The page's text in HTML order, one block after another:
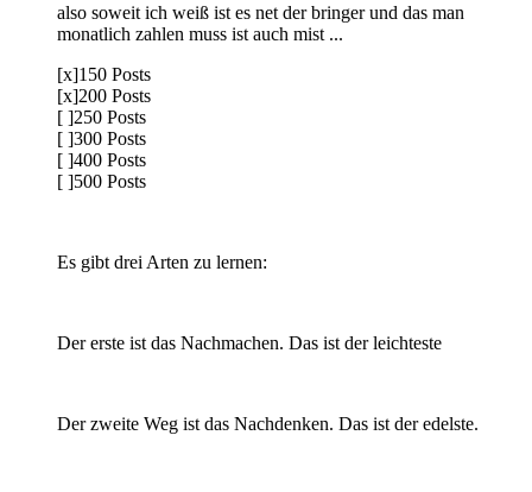
also soweit ich weiß ist es net der bringer und das man
monatlich zahlen muss ist auch mist ...
[x]150 Posts
[x]200 Posts
[ ]250 Posts
[ ]300 Posts
[ ]400 Posts
[ ]500 Posts
Es gibt drei Arten zu lernen:
Der erste ist das Nachmachen. Das ist der leichteste
Der zweite Weg ist das Nachdenken. Das ist der edelste.